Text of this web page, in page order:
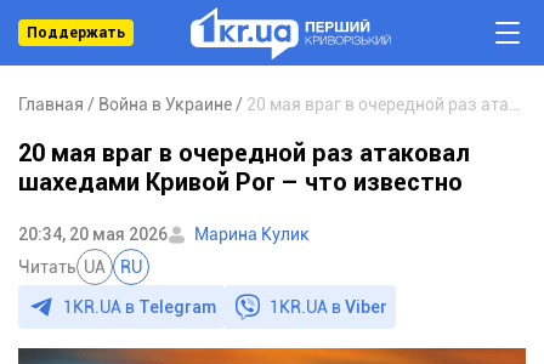
Поддержать
Главная Война в Украине
20 мая враг в очередной раз атаковал
шахедами Кривой Рог – что известно
20:34, 20 мая 2026
Марина Кулик
Читать UA RU
1KR.UA в Telegram 1KR.UA вViber